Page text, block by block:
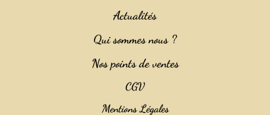
Actualités
Qui sommes nous ?
Nos points de ventes
CGV
Mentions Légales